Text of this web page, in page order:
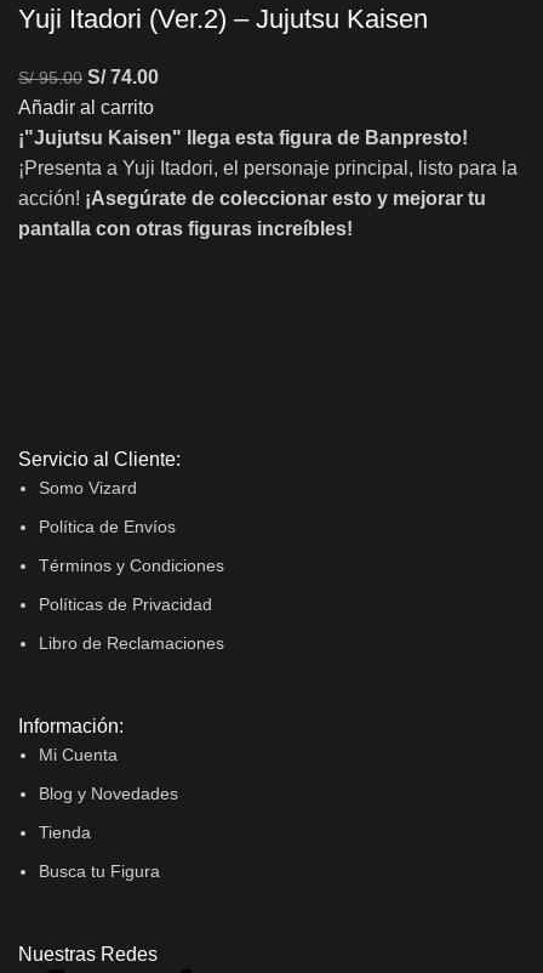
Yuji Itadori (Ver.2) – Jujutsu Kaisen
S/95.00 S/74.00
Añadir al carrito
¡"Jujutsu Kaisen" llega esta figura de Banpresto!
¡Presenta a Yuji Itadori, el personaje principal, listo para la
acción! ¡Asegúrate de coleccionar esto y mejorar tu
pantalla con otras figuras increíbles!
Servicio al Cliente:
Somo Vizard
Política de Envíos
Términos y Condiciones
Políticas de Privacidad
Libro de Reclamaciones
Información:
Mi Cuenta
Blog y Novedades
Tienda
Busca tu Figura
Nuestras Redes